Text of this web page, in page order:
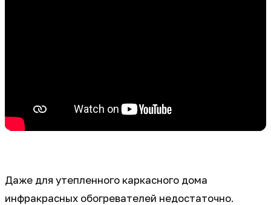
Даже для утепленного каркасного дома
инфракрасных обогревателей недостаточно.